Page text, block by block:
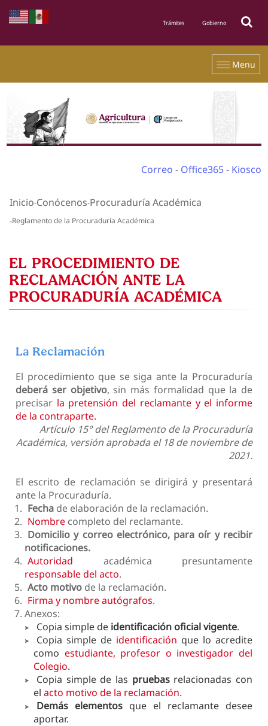
Menu
Correo - Office365- Kiosco
Inicio Conócenos Procuraduría Académica
Reglamento de la Procuraduría Académica
EL PROCEDIMIENTO DE
RECLAMACIÓN ANTE LA
PROCURADURÍA ACADÉMICA
La Reclamación
El procedimiento que se siga ante la Procuraduría
deberá ser objetivo, sin más formalidad que la de
precisar la pretensión del reclamante y el informe
de la contraparte.
Artículo 15° del Reglamento de la Procuraduría
Académica, versión aprobada el 18 de noviembre de
2021.
El escrito de reclamación se dirigirá y presentará
ante la Procuraduría.
Fecha de elaboración de la reclamación.
Nombre completo del reclamante.
Domicilio y correo electrónico, para oír y recibir
notificaciones.
Autoridad académica presuntamente
responsable del acto.
Acto motivo de la reclamación.
Firma y nombre autógrafos.
Anexos:
Copia simple de identificación oficial vigente.
Copia simple de identificación que lo acredite
como estudiante, profesor o investigador del
Colegio.
Copia simple de las pruebasrelacionadas con
el acto motivo de la reclamación.
Demás elementos que el reclamante desee
aportar.